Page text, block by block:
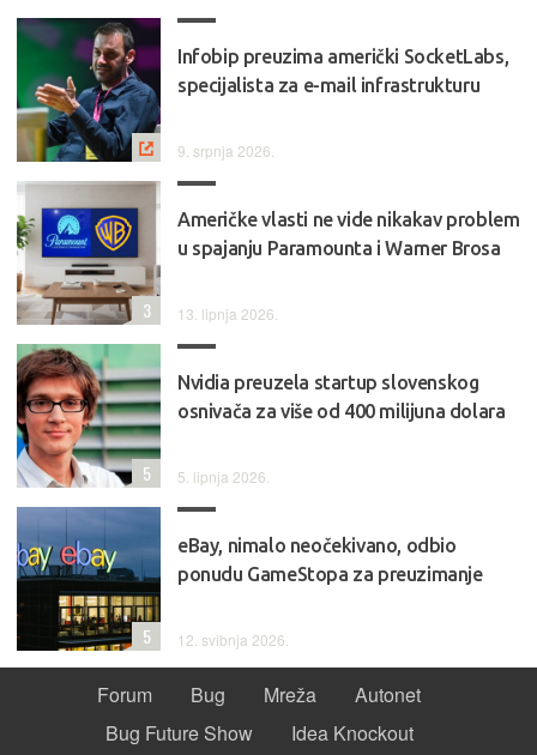
Infobip preuzima američki SocketLabs,
specijalista za e-mail infrastrukturu
9. srpnja 2026.
Američke vlasti ne vide nikakav problem
u spajanju Paramounta i Warner Brosa
13. lipnja 2026.
3
Nvidia preuzela startup slovenskog
osnivača za više od 400 milijuna dolara
5. lipnja 2026.
5
eBay, nimalo neočekivano, odbio
ponudu GameStopa za preuzimanje
12. svibnja 2026.
5
Forum Bug Mreža
Autonet
Bug Future Show
Idea Knockout